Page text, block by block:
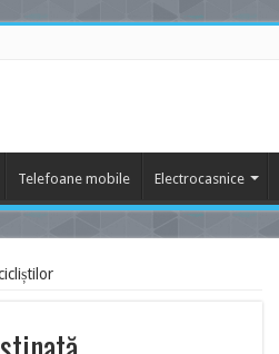
Telefoane mobile Electrocasnice